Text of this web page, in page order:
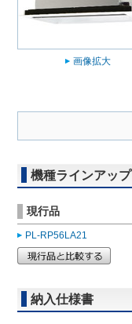
画像拡大
機種ラインアップ
現行品
PL-RP56LA21
納入仕様書